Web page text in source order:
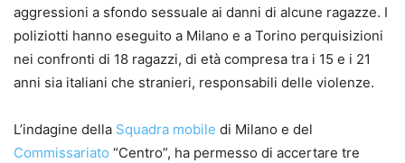
aggressioni a sfondo sessuale ai danni di alcune ragazze. I
poliziotti hanno eseguito a Milano e a Torino perquisizioni
nei confronti di 18 ragazzi, di età compresa tra i 15 e i 21
anni sia italiani che stranieri, responsabili delle violenze.
L’indagine della Squadra mobile di Milano e del
Commissariato “Centro”, ha permesso di accertare tre